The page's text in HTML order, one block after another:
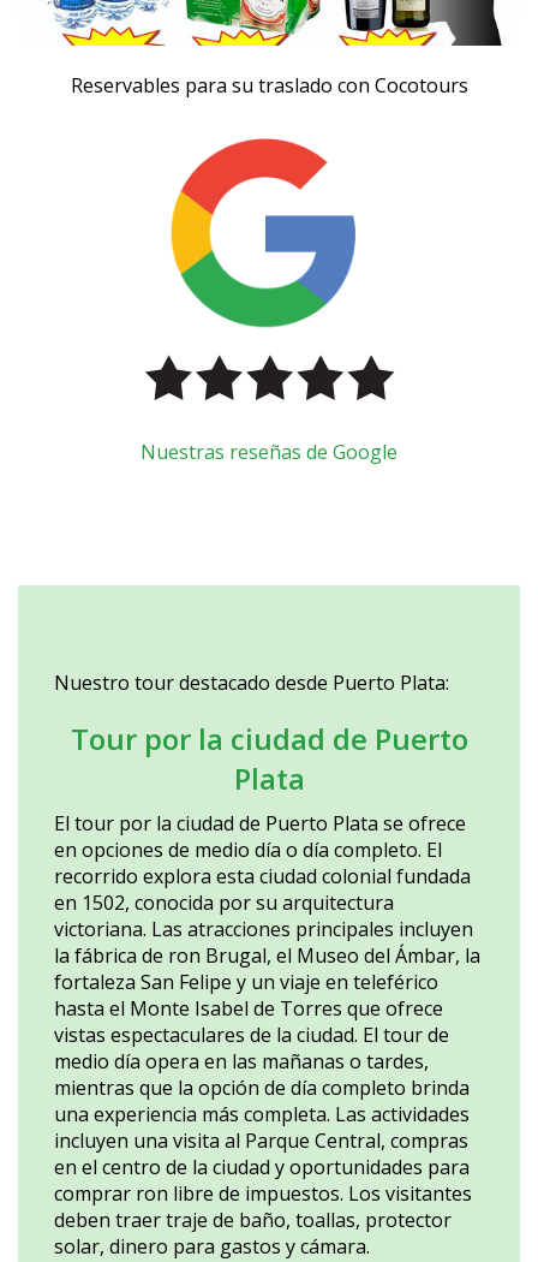
Reservables para su traslado con Cocotours
Nuestras reseñas de Google
Nuestro tour destacado desde Puerto Plata:
Tour por la ciudad de Puerto
Plata
El tour por la ciudad de Puerto Plata se ofrece
en opciones de medio día o día completo. El
recorrido explora esta ciudad colonial fundada
en 1502, conocida por su arquitectura
victoriana. Las atracciones principales incluyen
la fábrica de ron Brugal, el Museo del Ámbar, la
fortaleza San Felipe y un viaje en teleférico
hasta el Monte Isabel de Torres que ofrece
vistas espectaculares de la ciudad. El tour de
medio día opera en las mañanas o tardes,
mientras que la opción de día completo brinda
una experiencia más completa. Las actividades
incluyen una visita al Parque Central, compras
en el centro de la ciudad y oportunidades para
comprar ron libre de impuestos. Los visitantes
deben traer traje de baño, toallas, protector
solar, dinero para gastos y cámara.